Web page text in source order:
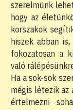
szerelmünk
hogy az
korszakok
hiszek abban
fokozatosan a
való
Ha a sok-sok
mégis létezik az
értelmezni